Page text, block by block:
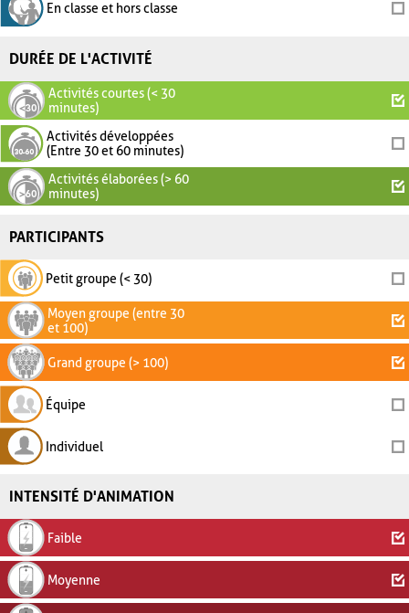
En classe et hors classe
DURÉE DE L'ACTIVITÉ
Activités courtes (< 30
minutes)
Activités développées
(Entre 30 et 60 minutes)
Activités élaborées (> 60
minutes)
PARTICIPANTS
Petit groupe (< 30)
Moyen groupe (entre 30
et 100)
Grand groupe (> 100)
Équipe
Individuel
INTENSITÉ D'ANIMATION
Faible
Moyenne